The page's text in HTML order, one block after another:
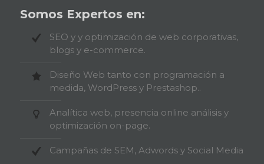
Somos Expertos en:
SEO y y optimización de web corporativas,
blogs y e-commerce.
Diseño Web tanto con programación a
medida, WordPress y Prestashop..
Analítica web, presencia online análisis y
optimización on-page.
Campañas de SEM, Adwords y Social Media